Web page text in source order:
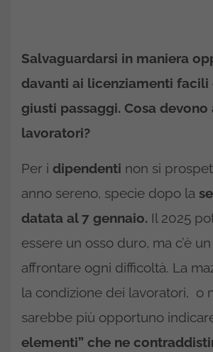
Salvaguardarsi in maniera
davanti ai licenziamenti facili
giusti passaggi. Cosa devono
lavoratori?
Per i dipendenti non si
anno sereno, specie dopo la
datata al 7 gennaio. Il 2025
essere un osso duro, ma c’è
affrontare ogni difficoltà. La
la condizione dei lavoratori, o
sarebbe più opportuno
elementi” che ne